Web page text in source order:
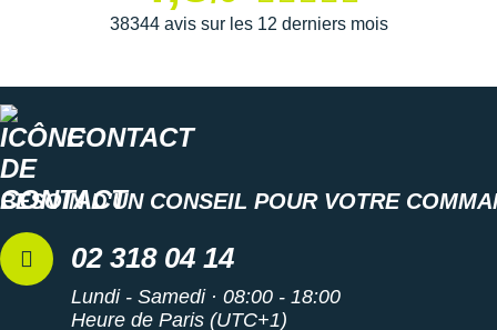
38344 avis sur les 12 derniers mois
CONTACT
BESOIN D'UN CONSEIL POUR VOTRE
02 318 04 14
Lundi - Samedi · 08:00 - 18:00
Heure de Paris (UTC+1)